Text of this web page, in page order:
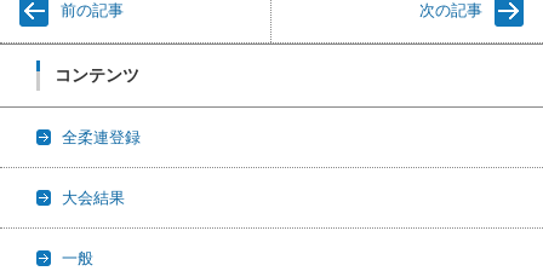
前の記事 次の記事
コンテンツ
全柔連登録
大会結果
一般